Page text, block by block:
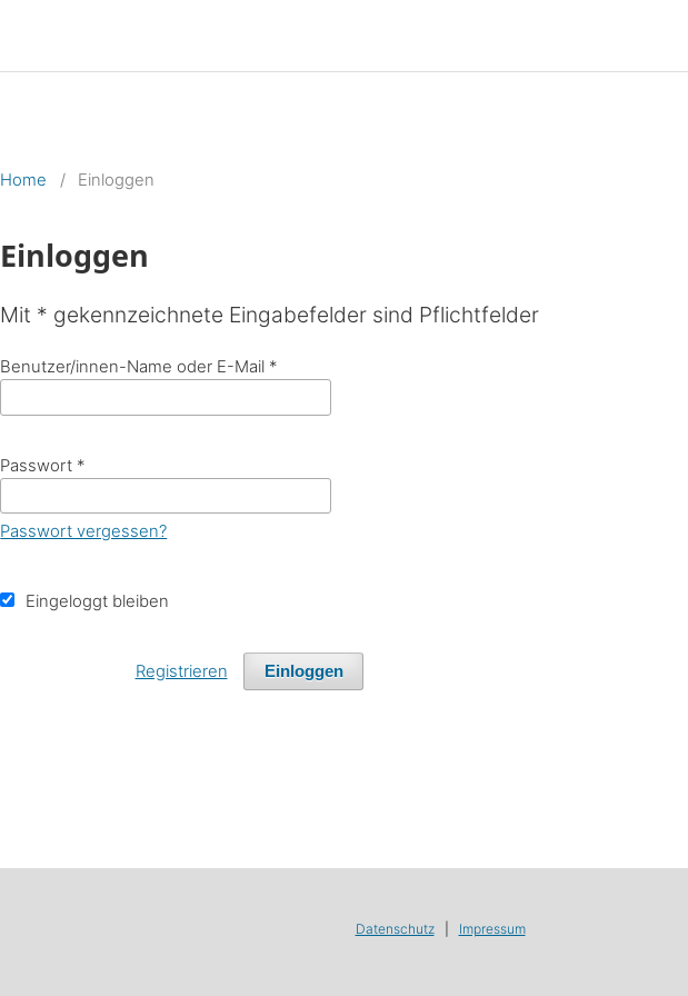
Home / Einloggen
Einloggen
Mit * gekennzeichnete Eingabefelder sind Pflichtfelder
Benutzer/innen-Name oder E-Mail *
Passwort *
Passwort vergessen?
Eingeloggt bleiben
Einloggen
Registrieren
Datenschutz Impressum